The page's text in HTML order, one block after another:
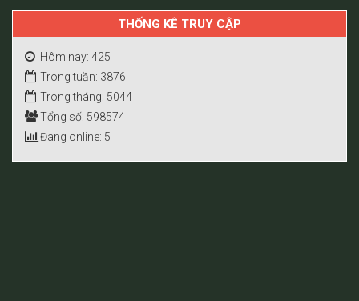
THỐNG KÊ TRUY CẬP
Hôm nay: 425
Trong tuần: 3876
Trong tháng: 5044
Tổng số: 598574
Đang online: 5